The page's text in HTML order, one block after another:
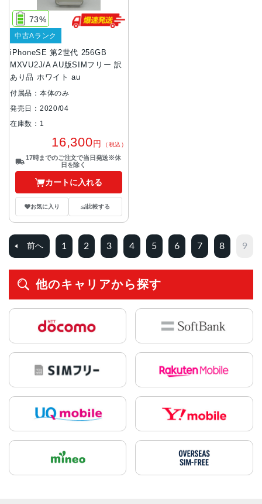
iPhoneSE 第2世代 256GB
MXVU2J/A AU版SIMフリー 訳
あり品 ホワイト au
73%
中古Aランク
付属品：本体のみ
発売日：2020/04
在庫数：1
16,300円 （税込）
17時までのご注文で当日発送※休
日を除く
カートに入れる
お気に入り 比較する
前へ 1 2 3 4 5 6 7 8 9
他のキャリアから探す